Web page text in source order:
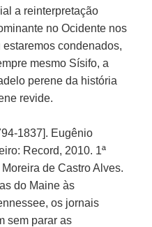
a reinterpretação
no Ocidente nos
condenados,
mesmo Sísifo, a
perene da história
revide.
1837]. Eugênio
Record, 2010. 1ª
de Castro Alves.
do Maine às
os jornais
sem parar as